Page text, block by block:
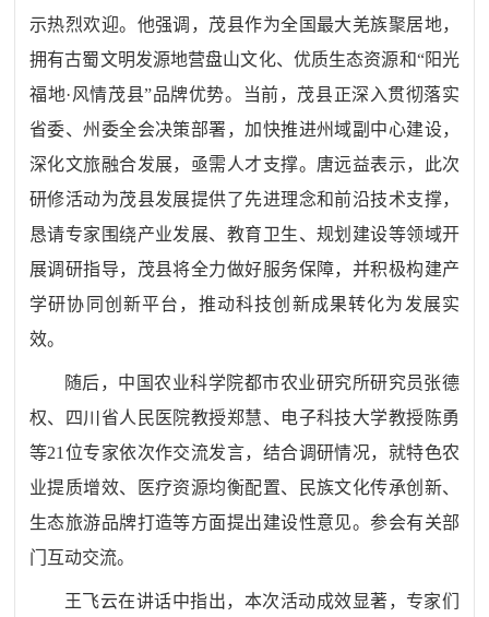
示热烈欢迎。他强调，茂县作为全国最大羌族聚居地，
拥有古蜀文明发源地营盘山文化、优质生态资源和“阳光
福地·风情茂县”品牌优势。当前，茂县正深入贯彻落实
省委、州委全会决策部署，加快推进州域副中心建设，
深化文旅融合发展，亟需人才支撑。唐远益表示，此次
研修活动为茂县发展提供了先进理念和前沿技术支撑，
恳请专家围绕产业发展、教育卫生、规划建设等领域开
展调研指导，茂县将全力做好服务保障，并积极构建产
学研协同创新平台，推动科技创新成果转化为发展实
效。
随后，中国农业科学院都市农业研究所研究员张德
权、四川省人民医院教授郑慧、电子科技大学教授陈勇
等21位专家依次作交流发言，结合调研情况，就特色农
业提质增效、医疗资源均衡配置、民族文化传承创新、
生态旅游品牌打造等方面提出建设性意见。参会有关部
门互动交流。
王飞云在讲话中指出，本次活动成效显著，专家们